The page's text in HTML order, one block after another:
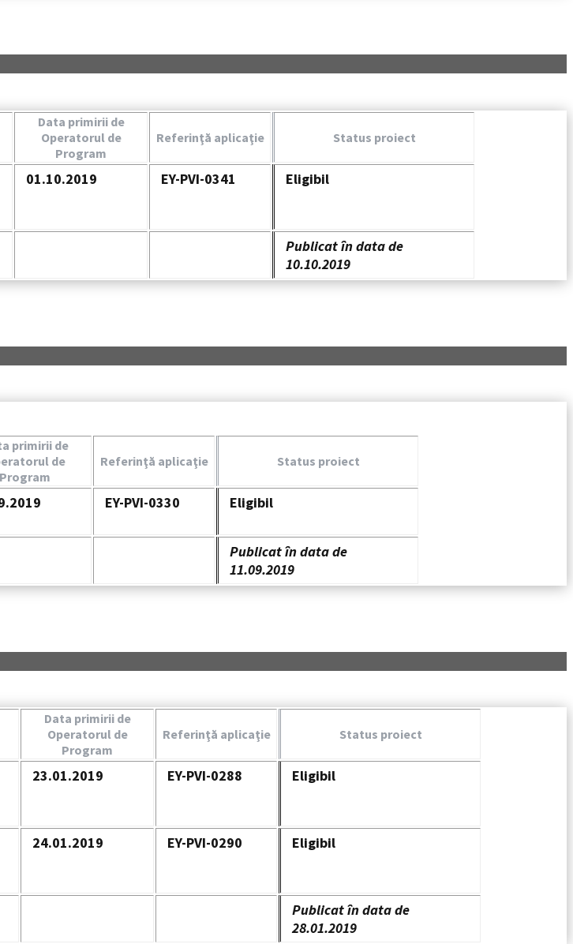
Data primirii de
Operatorul de
Program
Referinţă aplicaţie Status proiect
01.10.2019 EY-PVI-0341 Eligibil
Publicat în data de
10.10.2019
primirii de
de
Program
Referinţă aplicaţie Status proiect
EY-PVI-0330 Eligibil
Publicat în data de
11.09.2019
Data primirii de
Operatorul de
Program
Referinţă aplicaţie Status proiect
23.01.2019 EY-PVI-0288 Eligibil
24.01.2019 EY-PVI-0290 Eligibil
Publicat în data de
28.01.2019